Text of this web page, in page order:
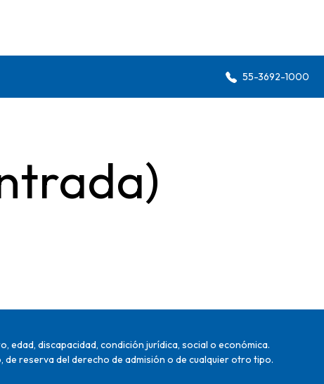
55-3692-1000
edad, discapacidad, condición jurídica, social o económica.
reserva del derecho de admisión o de cualquier otro tipo.